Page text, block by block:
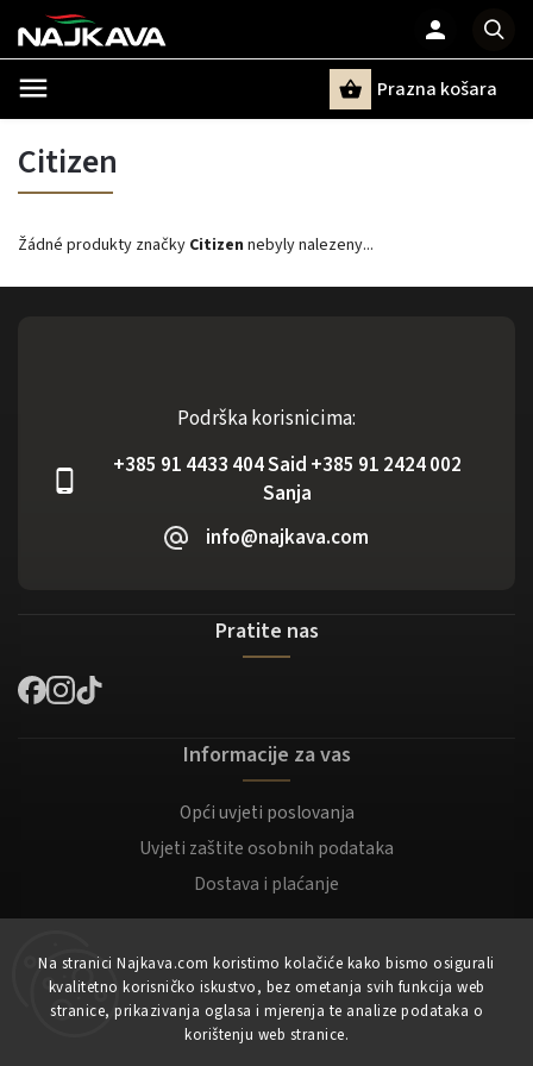
Na stranici Najkava.com koristimo kolačiće kako bismo osigurali
kvalitetno korisničko iskustvo, bez ometanja svih funkcija web
stranice, prikazivanja oglasa i mjerenja te analize podataka o
korištenju web stranice.
Prazna košara
Citizen
Žádné produkty značky Citizen nebyly nalezeny...
Podrška korisnicima:
+385 91 4433 404 Said +385 91 2424 002
Sanja
info@najkava.com
Pratite nas
Informacije za vas
Opći uvjeti poslovanja
Uvjeti zaštite osobnih podataka
Dostava i plaćanje
Moj račun
Registracija